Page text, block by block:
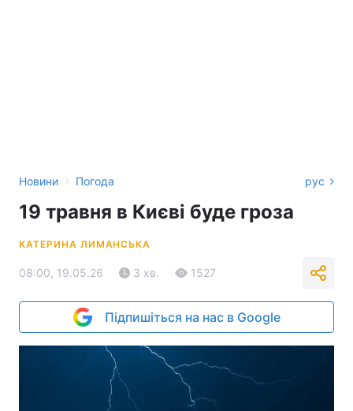
Новини › Погода рус
19 травня в Києві буде гроза
КАТЕРИНА ЛИМАНСЬКА
08:00, 19.05.26 3 хв. 1527
Підпишіться на нас в Google